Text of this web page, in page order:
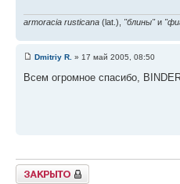
armoracia rusticana (lat.), "блины"и
Dmitriy R. » 17 май 2005, 08:50
Всем огромное спасибо,
Закрыто